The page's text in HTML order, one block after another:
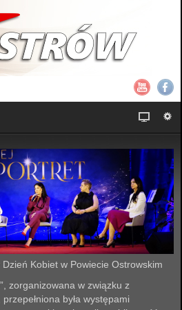
Dzień Kobiet w Powiecie Ostrowskim
zorganizowana w związku z
była występami